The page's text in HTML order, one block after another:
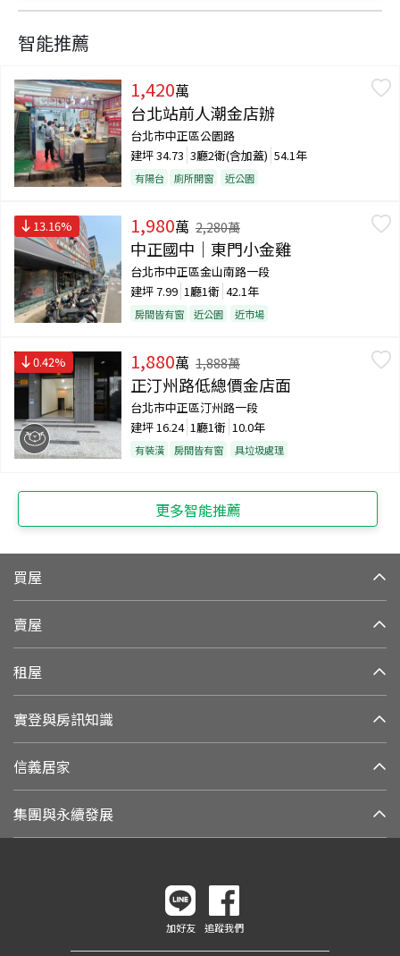
智能推薦
1,420萬
台北站前人潮金店辦
台北市中正區公園路
建坪34.73 3廳2衛(含加蓋) 54.1年
有陽台 廁所開窗 近公園
13.16% 1,980萬 2,280萬
中正國中｜東門小金雞
台北市中正區金山南路一段
建坪7.99 1廳1衛 42.1年
房間皆有窗 近公園 近市場
0.42% 1,880萬 1,888萬
正汀州路低總價金店面
台北市中正區汀州路一段
建坪 16.24 1廳1衛 10.0年
有裝潢 房間皆有窗 具垃圾處理
更多智能推薦
買屋
賣屋
租屋
實登與房訊知識
信義居家
集團與永續發展
加好友 追蹤我們